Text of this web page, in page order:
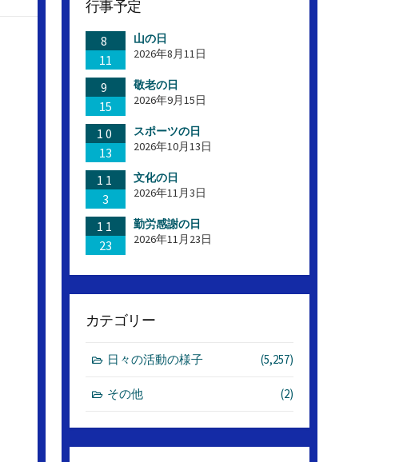
行事予定
8
11
山の日
2026年8月11日
9
15
敬老の日
2026年9月15日
10
13
スポーツの日
2026年10月13日
11
3
文化の日
2026年11月3日
11
23
勤労感謝の日
2026年11月23日
カテゴリー
日々の活動の様子 (5,257)
その他 (2)